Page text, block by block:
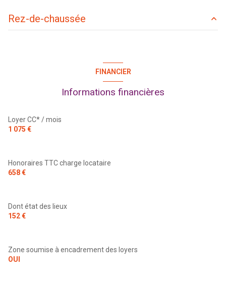
Rez-de-chaussée
terrasse
FINANCIER
Informations financières
Loyer CC* / mois
1 075 €
Honoraires TTC charge locataire
658 €
Dont état des lieux
152 €
Zone soumise à encadrement des loyers
OUI